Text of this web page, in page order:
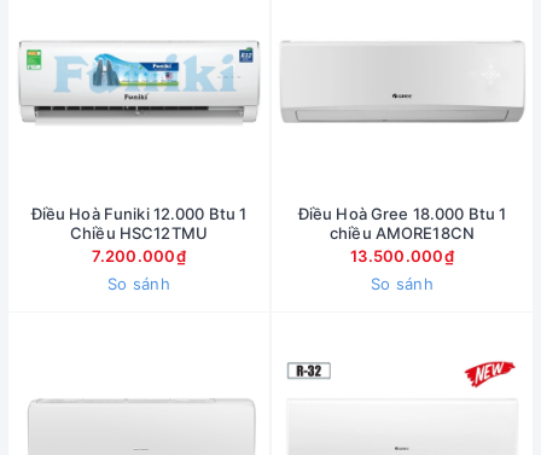
Điều Hoà Funiki 12.000 Btu 1
Chiều HSC12TMU
7.200.000₫
So sánh
Điều Hoà Gree 18.000 Btu 1
chiều AMORE18CN
13.500.000₫
So sánh